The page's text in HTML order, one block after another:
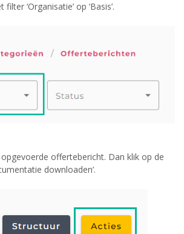
‘Organisatie’ op ‘Basis’.
offertebericht. Dan klik op de
downloaden’.